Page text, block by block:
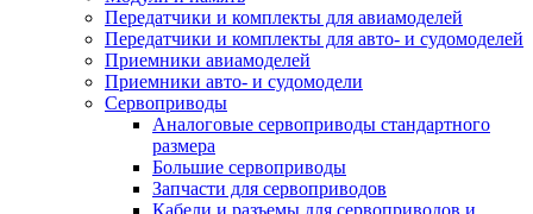
Передатчики и комплекты для авиамоделей
Передатчики и комплекты для авто- и судомоделей
Приемники авиамоделей
Приемники авто- и судомодели
Сервоприводы
Аналоговые сервоприводы стандартного
размера
Большие сервоприводы
Запчасти для сервоприводов
Кабели и разъемы для сервоприводов и